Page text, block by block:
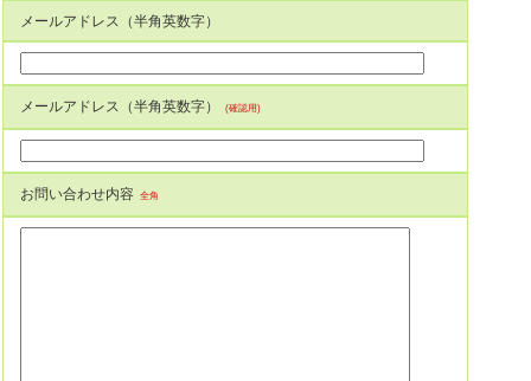
メールアドレス（半角英数字）
メールアドレス（半角英数字） (確認用)
お問い合わせ内容 全角